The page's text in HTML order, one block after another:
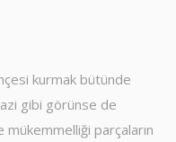
kurmak bütünde
gibi görünse de
parçaların